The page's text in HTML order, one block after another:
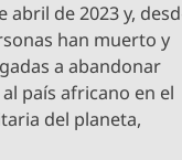
abril de 2023 y,
han muerto y
a abandonar
país africano en el
del planeta,